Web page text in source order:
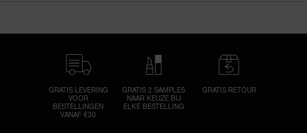
GRATIS LEVERING
VOOR
BESTELLINGEN
VANAF €30
GRATIS 2 SAMPLES
NAAR KEUZE BIJ
ELKE BESTELLING
GRATIS RETOUR